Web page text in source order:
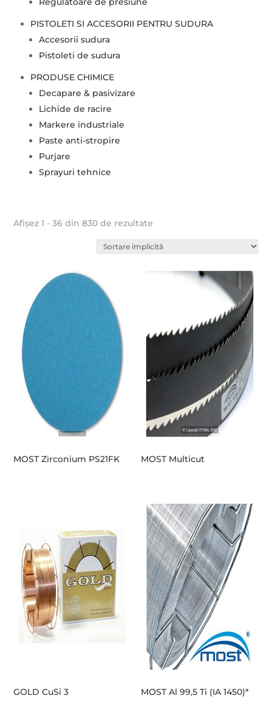
PISTOLETI SI ACCESORII PENTRU SUDURA
Accesorii sudura
Pistoleti de sudura
PRODUSE CHIMICE
Decapare & pasivizare
Lichide de racire
Markere industriale
Paste anti-stropire
Purjare
Sprayuri tehnice
Afișez 1 - 36 din 830 de rezultate
MOST Zirconium PS21FK MOST Multicut
GOLD CuSi 3 MOST Al 99,5 Ti (IA 1450)*